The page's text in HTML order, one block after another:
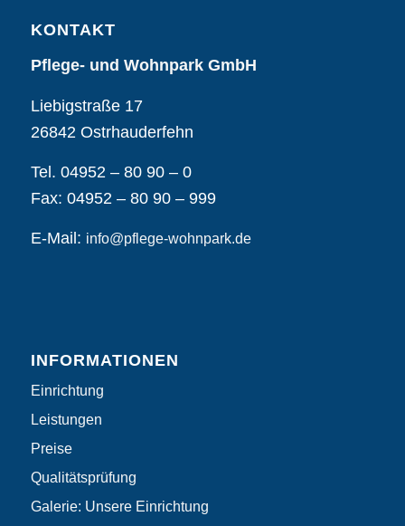
KONTAKT
Pflege- und Wohnpark GmbH
Liebigstraße 17
26842 Ostrhauderfehn
Tel. 04952 – 80 90 – 0
Fax: 04952 – 80 90 – 999
E-Mail: info@pflege-wohnpark.de
INFORMATIONEN
Einrichtung
Leistungen
Preise
Qualitätsprüfung
Galerie: Unsere Einrichtung